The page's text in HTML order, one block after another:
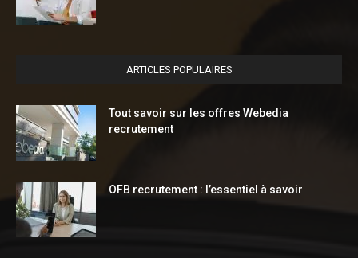
ARTICLES POPULAIRES
Tout savoir sur les offres Webedia
recrutement
OFB recrutement : l’essentiel à savoir